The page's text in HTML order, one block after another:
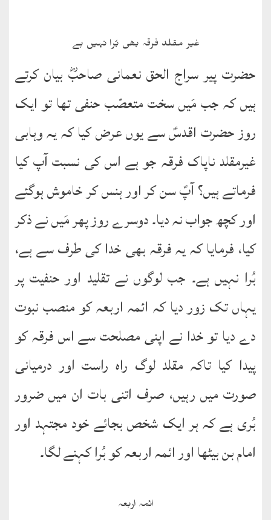
غیر مقلد فرقہ بھی بُرا نہیں ہے
حضرت پیر سراج الحق نعمانی صاحبؓ بیان کرتے
ہیں کہ جب مَیں سخت متعصّب حنفی تھا تو ایک
روز حضرت اقدسؑ سے یوں عرض کیا کہ یہ وہابی
غیرمقلد ناپاک فرقہ جو ہے اس کی نسبت آپ کیا
فرماتے ہیں؟ آپؑ سن کر اور ہنس کر خاموش ہوگئے
اور کچھ جواب نہ دیا۔ دوسرے روز پھر مَیں نے ذکر
کیا، فرمایا کہ یہ فرقہ بھی خدا کی طرف سے ہے،
بُرا نہیں ہے۔ جب لوگوں نے تقلید اور حنفیت پر
یہاں تک زور دیا کہ ائمہ اربعہ کو منصب نبوت
دے دیا تو خدا نے اپنی مصلحت سے اس فرقہ کو
پیدا کیا تاکہ مقلد لوگ راہ راست اور درمیانی
صورت میں رہیں، صرف اتنی بات ان میں ضرور
بُری ہے کہ ہر ایک شخص بجائے خود مجتہد اور
امام بن بیٹھا اور ائمہ اربعہ کو بُرا کہنے لگا۔
ائمہ اربعہ